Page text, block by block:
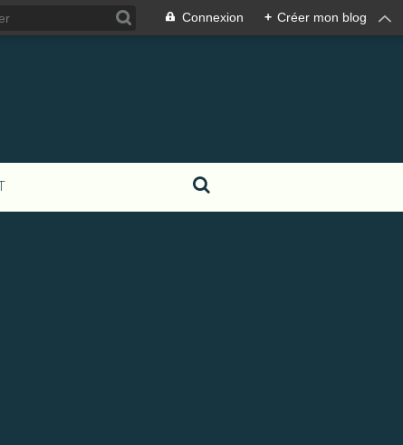
Connexion + Créer mon blog